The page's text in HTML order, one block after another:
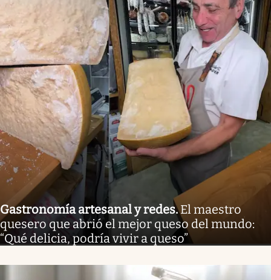
Gastronomía artesanal y redes.El maestro
quesero que abrió el mejor queso del mundo:
“Qué delicia, podría vivir a queso”